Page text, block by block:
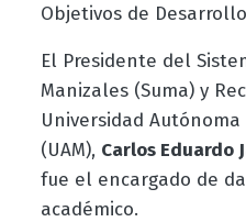
Objetivos de
El Presidente del
Manizales (Suma) y
Universidad
(UAM), Carlos Eduardo
fue el encargado de
académico.